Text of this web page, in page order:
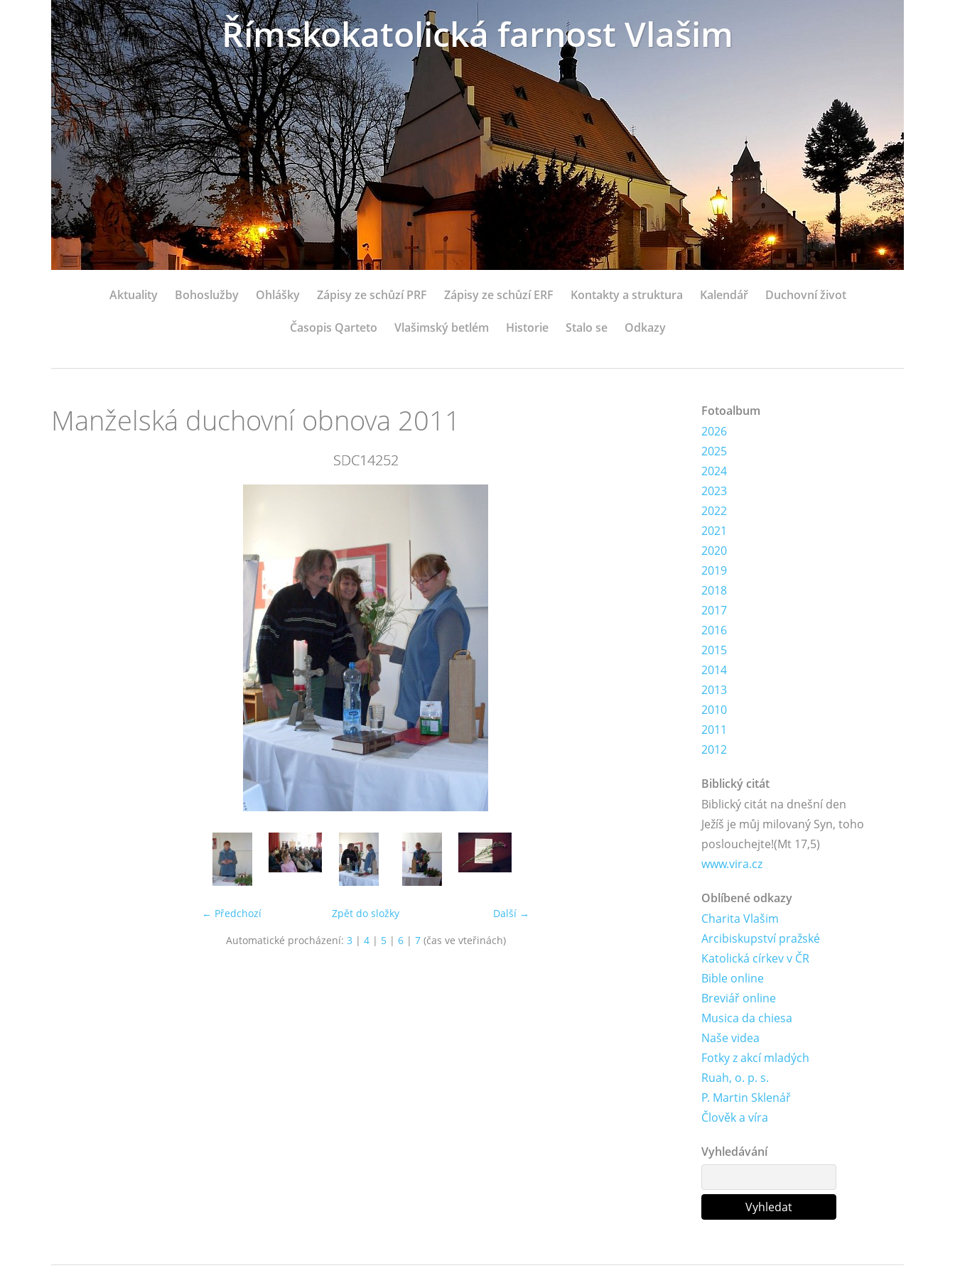
Římskokatolická farnost Vlašim
Aktuality Bohoslužby Ohlášky Zápisy ze schůzí PRF Zápisy ze schůzí ERF Kontakty a struktura Kalendář Duchovní život
Časopis Qarteto Vlašimský betlém Historie Stalo se Odkazy
Manželská duchovní obnova 2011
SDC14252
← Předchozí Další →
Zpět do složky
Automatické procházení: 3 | 4| 5| 6| 7(čas ve vteřinách)
Fotoalbum
2026
2025
2024
2023
2022
2021
2020
2019
2018
2017
2016
2015
2014
2013
2010
2011
2012
Biblický citát
Biblický citát na dnešní den
Ježíš je můj milovaný Syn, toho
poslouchejte!(Mt 17,5)
www.vira.cz
Oblíbené odkazy
Charita Vlašim
Arcibiskupství pražské
Katolická církev v ČR
Bible online
Breviář online
Musica da chiesa
Naše videa
Fotky z akcí mladých
Ruah, o. p. s.
P. Martin Sklenář
Člověk a víra
Vyhledávání